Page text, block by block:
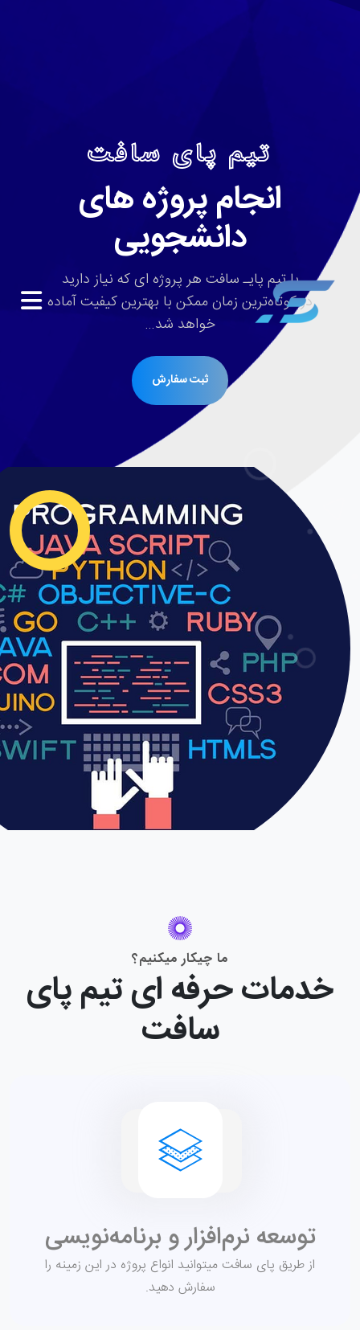
تیم پای سافت
انجام پروژه های
دانشجویی
با تیم پایـ سافت هر پروژه ای که نیاز دارید
در کوتاه‌ترین زمان ممکن با بهترین کیفیت آماده
خواهد شد…
ثبت سفارش
ما چیکار میکنیم؟
خدمات حرفه ای تیم پای
سافت
توسعه نرم‌افزار و برنامه‌نویسی
از طریق پای سافت میتوانید انواع پروژه در این زمینه را
سفارش دهید.